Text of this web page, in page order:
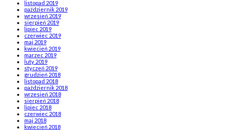
listopad 2019
październik 2019
wrzesień 2019
sierpień 2019
lipiec 2019
czerwiec 2019
maj 2019
kwiecień 2019
marzec 2019
luty 2019
styczeń 2019
grudzień 2018
listopad 2018
październik 2018
wrzesień 2018
sierpień 2018
lipiec 2018
czerwiec 2018
maj 2018
kwiecień 2018